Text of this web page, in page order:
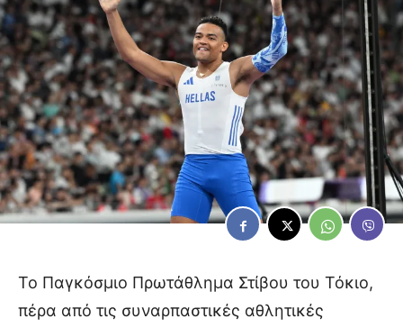
Το Παγκόσμιο Πρωτάθλημα Στίβου του Τόκιο,
πέρα από τις συναρπαστικές αθλητικές